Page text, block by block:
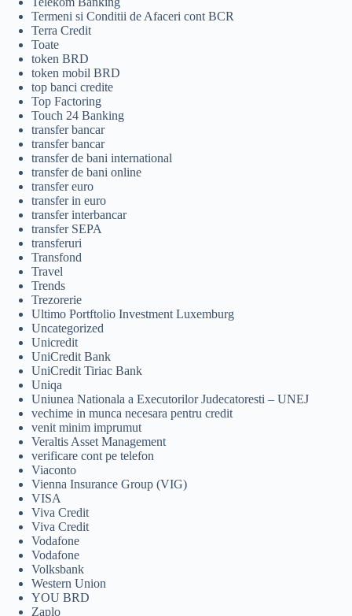
Termeni si Conditii de Afaceri cont BCR
Terra Credit
Toate
token BRD
token mobil BRD
top banci credite
Top Factoring
Touch 24 Banking
transfer bancar
transfer bancar
transfer de bani international
transfer de bani online
transfer euro
transfer in euro
transfer interbancar
transfer SEPA
transferuri
Transfond
Travel
Trends
Trezorerie
Ultimo Portftolio Investment Luxemburg
Uncategorized
Unicredit
UniCredit Bank
UniCredit Tiriac Bank
Uniqa
Uniunea Nationala a Executorilor Judecatoresti – UNEJ
vechime in munca necesara pentru credit
venit minim imprumut
Veraltis Asset Management
verificare cont pe telefon
Viaconto
Vienna Insurance Group (VIG)
VISA
Viva Credit
Viva Credit
Vodafone
Vodafone
Volksbank
Western Union
YOU BRD
Zaplo